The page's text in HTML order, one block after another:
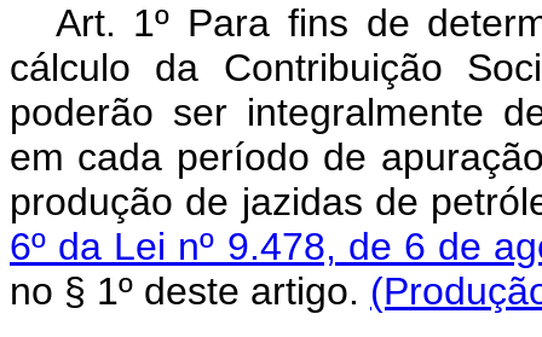
Art. 1º Para fins de
cálculo da Contribuição
poderão ser integralmente
em cada período de
produção de jazidas de
6º da Lei nº 9.478, de 6 de
no § 1º deste artigo.